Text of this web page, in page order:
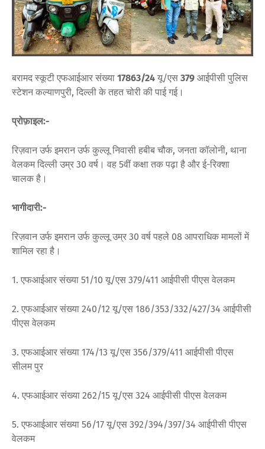
बरामद स्कूटी एफआईआर संख्या 17863/24 यू/एस 379 आईपीसी पुलिस
स्टेशन कल्याणपुरी, दिल्ली के तहत चोरी की पाई गई।
प्रोफ़ाइल:-
रिज़वान उर्फ ​​इमरान उर्फ ​​कुल्लू निवासी हबीब चौक, जनता कॉलोनी, थाना
वेलकम दिल्ली उम्र 30 वर्ष। वह 5वीं कक्षा तक पढ़ा है और ई-रिक्शा
चालक है।
भागीदारी:-
रिज़वान उर्फ ​​इमरान उर्फ ​​कुल्लू उम्र 30 वर्ष पहले 08 आपराधिक मामलों में
शामिल रहा है।
1. एफआईआर संख्या 51/10 यू/एस 379/411 आईपीसी पीएस वेलकम
2. एफआईआर संख्या 240/12 यू/एस 186/353/332/427/34 आईपीसी
पीएस वेलकम
3. एफआईआर संख्या 174/13 यू/एस 356/379/411 आईपीसी पीएस
सीलम पुर
4. एफआईआर संख्या 262/15 यू/एस 324 आईपीसी पीएस वेलकम
5. एफआईआर संख्या 56/17 यू/एस 392/394/397/34 आईपीसी पीएस
वेलकम